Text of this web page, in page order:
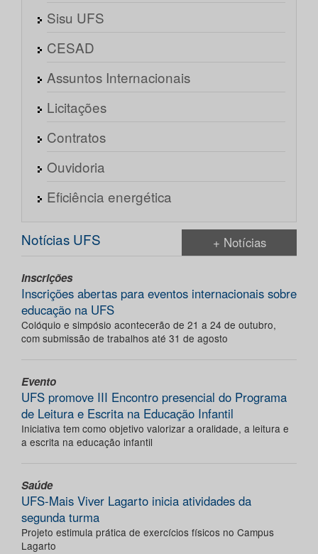
Sisu UFS
CESAD
Assuntos Internacionais
Licitações
Contratos
Ouvidoria
Eficiência energética
Notícias UFS + Notícias
Inscrições
Inscrições abertas para eventos internacionais sobre
educação na UFS
Colóquio e simpósio acontecerão de 21 a 24 de outubro,
com submissão de trabalhos até 31 de agosto
Evento
UFS promove III Encontro presencial do Programa
de Leitura e Escrita na Educação Infantil
Iniciativa tem como objetivo valorizar a oralidade, a leitura e
a escrita na educação infantil
Saúde
UFS-Mais Viver Lagarto inicia atividades da
segunda turma
Projeto estimula prática de exercícios físicos no Campus
Lagarto